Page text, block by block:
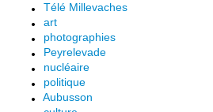
Télé Millevaches
art
photographies
Peyrelevade
nucléaire
politique
Aubusson